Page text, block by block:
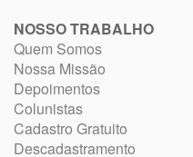
NOSSO TRABALHO
Quem Somos
Nossa Missão
Depoimentos
Colunistas
Cadastro Gratuito
Descadastramento